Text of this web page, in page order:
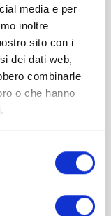
media e per
inoltre
sito con i
dei dati web,
combinarle
o che hanno
Zur
Wunschliste
hinzufügen